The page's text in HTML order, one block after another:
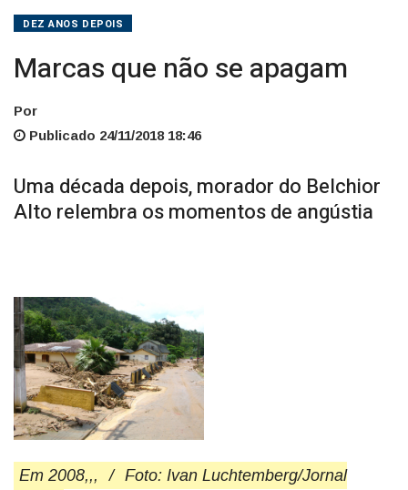
DEZ ANOS DEPOIS
Marcas que não se apagam
Por
Publicado 24/11/2018 18:46
Uma década depois, morador do Belchior
Alto relembra os momentos de angústia
Em 2008,,, / Foto: Ivan Luchtemberg/Jornal